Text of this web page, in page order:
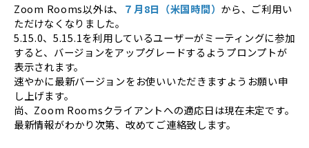
Zoom Rooms以外は、
７月8日（米国時間） から、ご利用い
ただけなくなりました。
5.15.0、5.15.1を利用しているユーザーがミーティングに参加
すると、バージョンをアップグレードするようプロンプトが
表示されます。
速やかに最新バージョンをお使いいただきますようお願い申
し上げます。
尚、Zoom Roomsクライアントへの適応日は現在未定です。
最新情報がわかり次第、改めてご連絡致します。